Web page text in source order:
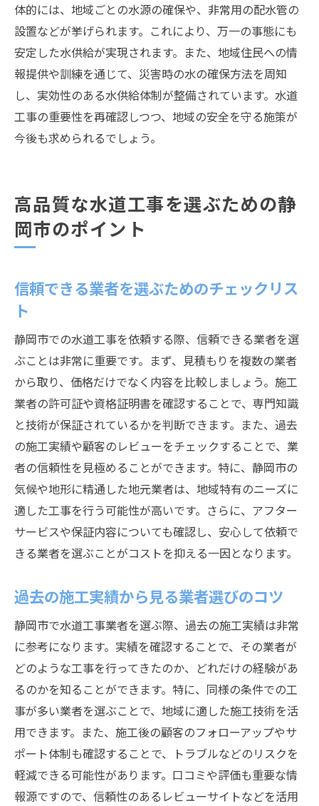
体的には、地域ごとの水源の確保や、非常用の配水管の
設置などが挙げられます。これにより、万一の事態にも
安定した水供給が実現されます。また、地域住民への情
報提供や訓練を通じて、災害時の水の確保方法を周知
し、実効性のある水供給体制が整備されています。水道
工事の重要性を再確認しつつ、地域の安全を守る施策が
今後も求められるでしょう。
高品質な水道工事を選ぶための静
岡市のポイント
信頼できる業者を選ぶためのチェックリス
ト
静岡市での水道工事を依頼する際、信頼できる業者を選
ぶことは非常に重要です。まず、見積もりを複数の業者
から取り、価格だけでなく内容を比較しましょう。施工
業者の許可証や資格証明書を確認することで、専門知識
と技術が保証されているかを判断できます。また、過去
の施工実績や顧客のレビューをチェックすることで、業
者の信頼性を見極めることができます。特に、静岡市の
気候や地形に精通した地元業者は、地域特有のニーズに
適した工事を行う可能性が高いです。さらに、アフター
サービスや保証内容についても確認し、安心して依頼で
きる業者を選ぶことがコストを抑える一因となります。
過去の施工実績から見る業者選びのコツ
静岡市で水道工事業者を選ぶ際、過去の施工実績は非常
に参考になります。実績を確認することで、その業者が
どのような工事を行ってきたのか、どれだけの経験があ
るのかを知ることができます。特に、同様の条件での工
事が多い業者を選ぶことで、地域に適した施工技術を活
用できます。また、施工後の顧客のフォローアップやサ
ポート体制も確認することで、トラブルなどのリスクを
軽減できる可能性があります。口コミや評価も重要な情
報源ですので、信頼性のあるレビューサイトなどを活用